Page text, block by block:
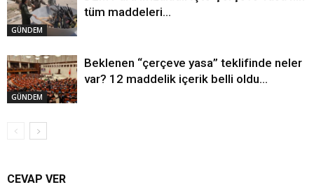
GÜNDEM
tüm maddeleri…
GÜNDEM
Beklenen “çerçeve yasa” teklifinde neler
var? 12 maddelik içerik belli oldu…
CEVAP VER